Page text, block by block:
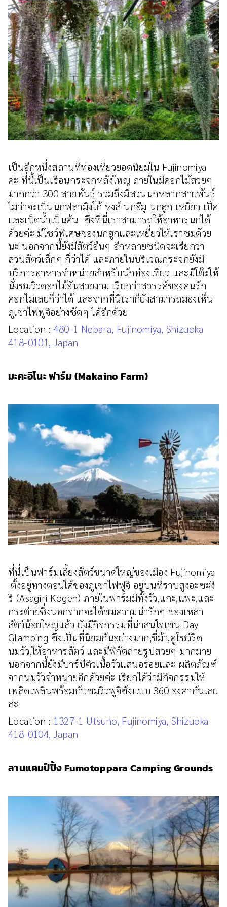
เป็นอีกหนึ่งสถานที่ท่องเที่ยวยอดนิยมใน Fujinomiya
ค่ะ ที่นี้เป็นเรือนกระจกหลังใหญ่ ภายในมีดอกไม้สวยๆ
มากกว่า 300 สายพันธุ์ รวมถึงมีสวนนกหลากสายพันธุ์
ไม่ว่าจะเป็นนกฟลามิงโก้ หงส์ นกอีมู นกฮูก เหยี่ยว เป็ด
และเป็ดน้ำเป็นต้น ซึ่งที่นี่เราสามารถให้อาหารนกได้
ด้วยค่ะ มีโชว์พิเศษของนกฮูกและเหยี่ยวให้เราชมด้วย
นะ นอกจากนี้ยังมีสัตว์อื่นๆ อีกหลายชนิดจะเรียกว่า
สวนสัตว์เล็กๆ ก็ว่าได้ และภายในบริเวณกระจกยังมี
บริการอาหารจำหน่ายสำหรับนักท่องเที่ยว และมีโต๊ะให้
นั่งชมวิวดอกไม้อันสวยงาม เรียกว่าสวรรค์ของคนรัก
ดอกไม่เลยก็ว่าได้ และจากที่นี่เราก็ยังสามารถมองเห็น
ภูเขาไฟฟูจิอย่างชัดๆ ได้อีกด้วย
Location :480-1 Nebara, Fujinomiya, Shizuoka
418-0101, Japan
มะคะอิโนะ ฟาร์ม (Makaino Farm)
ที่นี่เป็นฟาร์มเลี้ยงสัตว์ขนาดใหญ่ของเมือง Fujinomiya
ตั้งอยู่ทางตอนใต้ของภูเขาไฟฟูจิ อยู่บนที่ราบสูงอะซะงิ
ริ (Asagiri Kogen) ภายในฟาร์มมีทั้งวัว,แกะ,แพะ,และ
กระต่ายซึ่งนอกจากจะได้ชมความน่ารักๆ ของเหล่า
สัตว์น้อยใหญ่แล้ว ยังมีกิจกรรมที่น่าสนใจเช่น Day
Glamping ซึ่งเป็นที่นิยมกันอย่างมาก,ขี่ม้า,ดูโชว์รีด
นมวัว,ให้อาหารสัตว์ และมีพิกัดถ่ายรูปสวยๆ มากมาย
นอกจากนี้ยังมีบาร์บีคิวเนื้อวัวแสนอร่อยและ ผลิตภัณฑ์
จากนมวัวจำหน่ายอีกด้วยค่ะ เรียกได้ว่ามีกิจกรรมให้
เพลิดเพลินพร้อมกับชมวิวฟูจิซังแบบ 360 องศากันเลย
ล่ะ
Location : 1327-1 Utsuno, Fujinomiya, Shizuoka
418-0104, Japan
ลานแคมป์ปิ้ง Fumotoppara Camping Grounds